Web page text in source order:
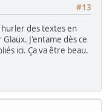
#13
des textes en
J'entame dès ce
ici. Ça va être beau.